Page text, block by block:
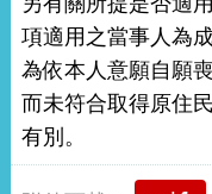
項適用之當事人為
為依本人意願自願
而未符合取得原住
有別。